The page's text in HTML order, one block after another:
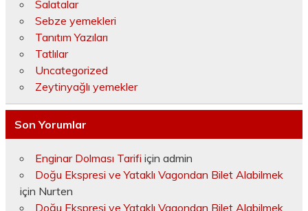
Salatalar
Sebze yemekleri
Tanıtım Yazıları
Tatlılar
Uncategorized
Zeytinyağlı yemekler
Son Yorumlar
Enginar Dolması Tarifi için admin
Doğu Ekspresi ve Yataklı Vagondan Bilet Alabilmek
için Nurten
Doğu Ekspresi ve Yataklı Vagondan Bilet Alabilmek